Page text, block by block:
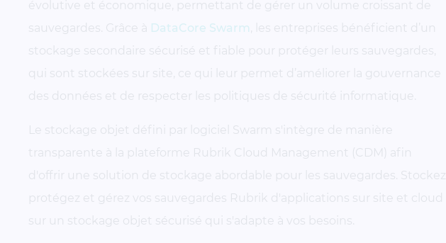
évolutive et économique, permettant de gérer un volume croissant de
sauvegardes. Grâce à
DataCore Swarm
, les entreprises bénéficient d’un
stockage secondaire sécurisé et fiable pour protéger leurs sauvegardes,
qui sont stockées sur site, ce qui leur permet d’améliorer la gouvernance
des données et de respecter les politiques de sécurité informatique.
Le stockage objet défini par logiciel Swarm s'intègre de manière
transparente à la plateforme Rubrik Cloud Management (CDM) afin
d'offrir une solution de stockage abordable pour les sauvegardes. Stockez,
protégez et gérez vos sauvegardes Rubrik d'applications sur site et cloud
sur un stockage objet sécurisé qui s'adapte à vos besoins.